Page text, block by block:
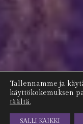
Tallennamme ja
käyttökokemuksen
täältä.
SALLI KAIKKI